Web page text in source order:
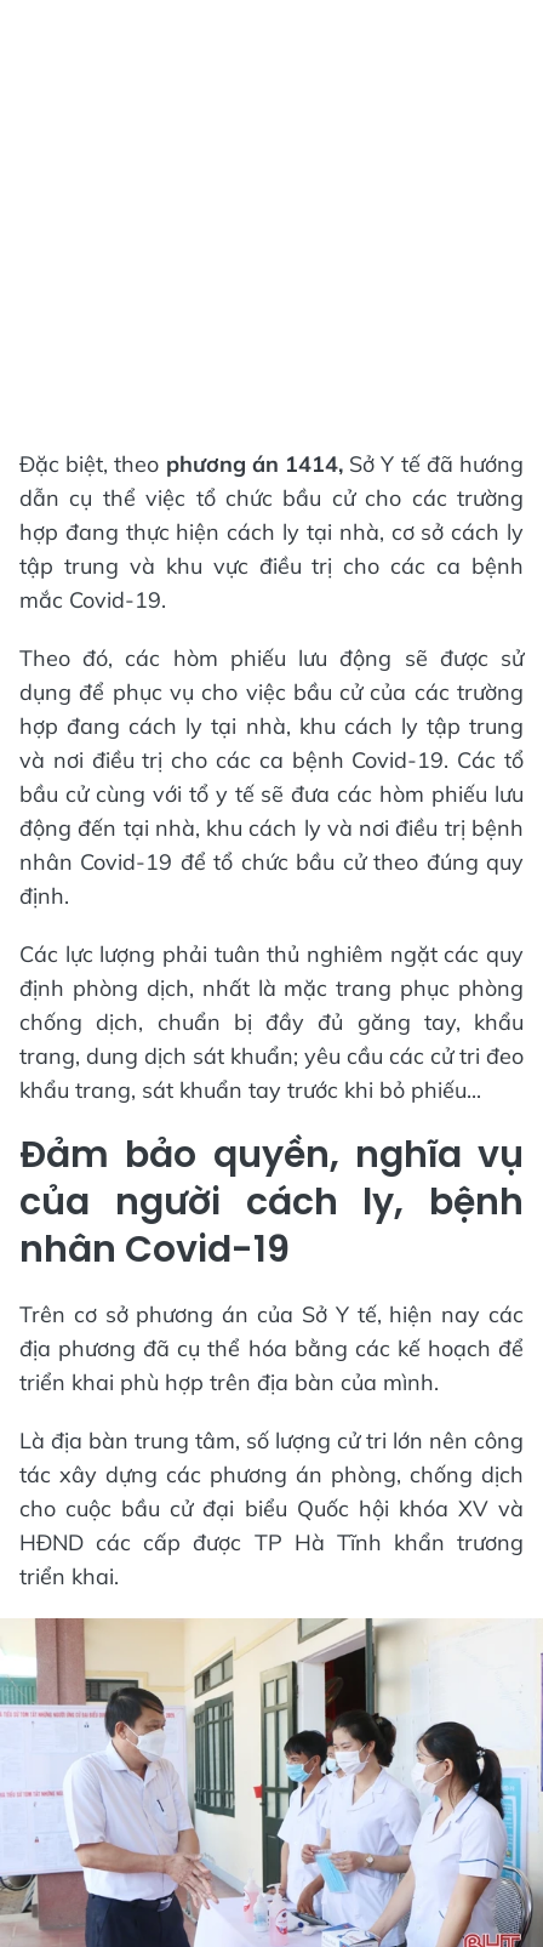
Đặc biệt, theo phương án 1414, Sở Y tế đã hướng
dẫn cụ thể việc tổ chức bầu cử cho các trường
hợp đang thực hiện cách ly tại nhà, cơ sở cách ly
tập trung và khu vực điều trị cho các ca bệnh
mắc Covid-19.
Theo đó, các hòm phiếu lưu động sẽ được sử
dụng để phục vụ cho việc bầu cử của các trường
hợp đang cách ly tại nhà, khu cách ly tập trung
và nơi điều trị cho các ca bệnh Covid-19. Các tổ
bầu cử cùng với tổ y tế sẽ đưa các hòm phiếu lưu
động đến tại nhà, khu cách ly và nơi điều trị bệnh
nhân Covid-19 để tổ chức bầu cử theo đúng quy
định.
Các lực lượng phải tuân thủ nghiêm ngặt các quy
định phòng dịch, nhất là mặc trang phục phòng
chống dịch, chuẩn bị đầy đủ găng tay, khẩu
trang, dung dịch sát khuẩn; yêu cầu các cử tri đeo
khẩu trang, sát khuẩn tay trước khi bỏ phiếu...
Đảm bảo quyền, nghĩa vụ
của người cách ly, bệnh
nhân Covid-19
Trên cơ sở phương án của Sở Y tế, hiện nay các
địa phương đã cụ thể hóa bằng các kế hoạch để
triển khai phù hợp trên địa bàn của mình.
Là địa bàn trung tâm, số lượng cử tri lớn nên công
tác xây dựng các phương án phòng, chống dịch
cho cuộc bầu cử đại biểu Quốc hội khóa XV và
HĐND các cấp được TP Hà Tĩnh khẩn trương
triển khai.